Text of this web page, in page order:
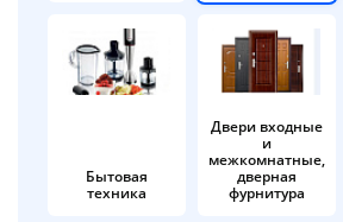
Бытовая
техника
Двери входные
и
межкомнатные,
дверная
фурнитура
об оплате Плайтом
Остались вопросы?
8 800 302-02-51
plait.ru